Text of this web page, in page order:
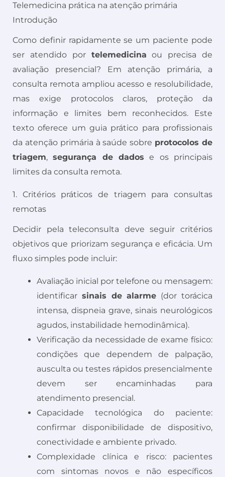
Telemedicina prática na atenção primária
Introdução
Como definir rapidamente se um paciente pode
ser atendido por telemedicina ou precisa de
avaliação presencial? Em atenção primária, a
consulta remota ampliou acesso e resolubilidade,
mas exige protocolos claros, proteção da
informação e limites bem reconhecidos. Este
texto oferece um guia prático para profissionais
da atenção primária à saúde sobre protocolos de
triagem,segurança de dados e os principais
limites da consulta remota.
1. Critérios práticos de triagem para consultas
remotas
Decidir pela teleconsulta deve seguir critérios
objetivos que priorizam segurança e eficácia. Um
fluxo simples pode incluir:
Avaliação inicial por telefone ou mensagem:
identificar sinais de alarme (dor torácica
intensa, dispneia grave, sinais neurológicos
agudos, instabilidade hemodinâmica).
Verificação da necessidade de exame físico:
condições que dependem de palpação,
ausculta ou testes rápidos presencialmente
devem ser encaminhadas para
atendimento presencial.
Capacidade tecnológica do paciente:
confirmar disponibilidade de dispositivo,
conectividade e ambiente privado.
Complexidade clínica e risco: pacientes
com sintomas novos e não específicos